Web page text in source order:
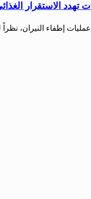
الاستقرار
إطفاء النيران،